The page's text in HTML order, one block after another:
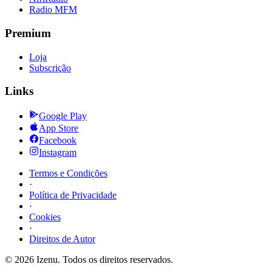
Radio MFM
Premium
Loja
Subscrição
Links
Google Play
App Store
Facebook
Instagram
Termos e Condições
·
Política de Privacidade
·
Cookies
·
Direitos de Autor
© 2026 Izenu. Todos os direitos reservados.